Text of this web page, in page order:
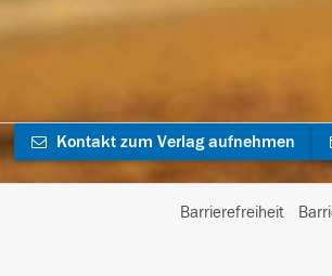
Kontakt zum Verlag aufnehmen
Barrierefreiheit